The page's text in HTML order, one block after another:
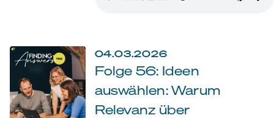
04.03.2026
Folge 56: Ideen
auswählen: Warum
Relevanz über